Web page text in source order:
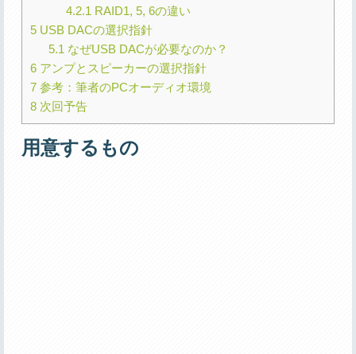
4.2.1 RAID1, 5, 6の違い
5USB DACの選択指針
5.1 なぜUSB DACが必要なのか？
6アンプとスピーカーの選択指針
7参考：筆者のPCオーディオ環境
8次回予告
用意するもの